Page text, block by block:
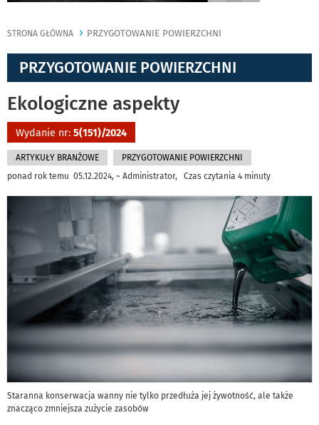
STRONA GŁÓWNA PRZYGOTOWANIE POWIERZCHNI
PRZYGOTOWANIE POWIERZCHNI
Ekologiczne aspekty
Wydanie nr: 5(151)/2024
ARTYKUŁY BRANŻOWE
PRZYGOTOWANIE POWIERZCHNI
ponad rok temu 05.12.2024, ~ Administrator, Czas czytania 4 minuty
Staranna konserwacja wanny nie tylko przedłuża jej żywotność, ale także
znacząco zmniejsza zużycie zasobów